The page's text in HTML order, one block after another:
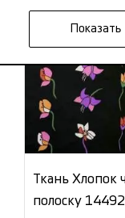
Ткань Хлопок
полоску 14492